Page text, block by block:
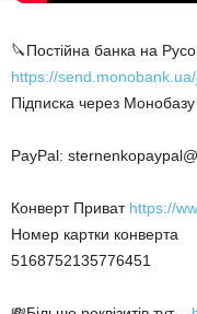
🔪Постійна банка на
https://
Підписка через
PayPal:
Конверт Приват https://
Номер картки конверта
5168752135776451